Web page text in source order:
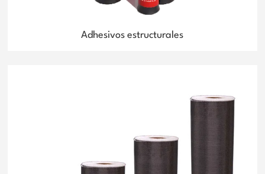
Adhesivos estructurales